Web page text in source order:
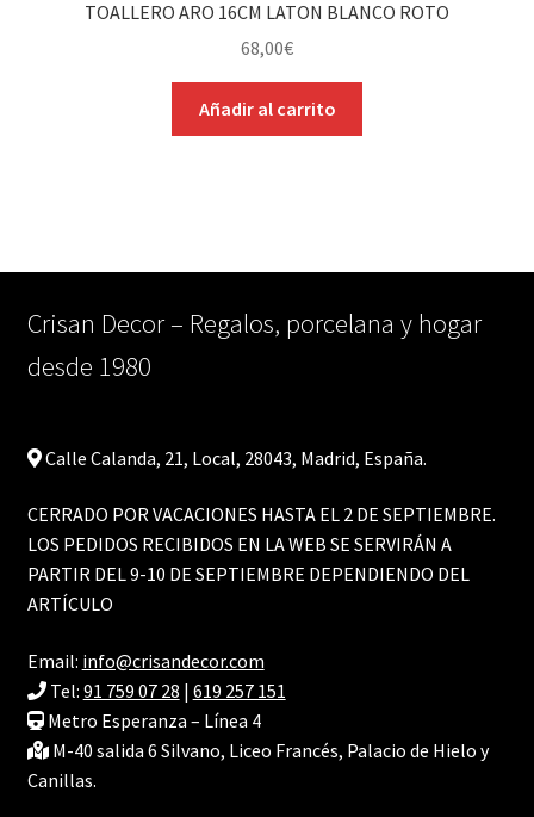
TOALLERO ARO 16CM LATON BLANCO ROTO
68,00€
Añadir al carrito
Crisan Decor – Regalos, porcelana y hogar
desde 1980
Calle Calanda, 21, Local, 28043, Madrid, España.
CERRADO POR VACACIONES HASTA EL 2 DE SEPTIEMBRE.
LOS PEDIDOS RECIBIDOS EN LA WEB SE SERVIRÁN A
PARTIR DEL 9-10 DE SEPTIEMBRE DEPENDIENDO DEL
ARTÍCULO
Email: info@crisandecor.com
Tel: 91 759 07 28 | 619 257 151
Metro Esperanza – Línea 4
M-40 salida 6 Silvano, Liceo Francés, Palacio de Hielo y
Canillas.